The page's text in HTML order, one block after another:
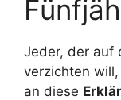
Jeder, der auf
verzichten
an diese